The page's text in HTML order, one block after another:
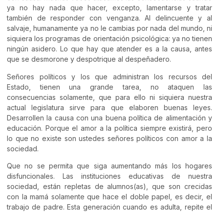
ya no hay nada que hacer, excepto, lamentarse y tratar
también de responder con venganza. Al delincuente y al
salvaje, humanamente ya no le cambias por nada del mundo, ni
siquiera los programas de orientación psicológica: ya no tienen
ningún asidero. Lo que hay que atender es a la causa, antes
que se desmorone y despotrique al despeñadero.
Señores políticos y los que administran los recursos del
Estado, tienen una grande tarea, no ataquen las
consecuencias solamente, que para ello ni siquiera nuestra
actual legislatura sirve para que elaboren buenas leyes.
Desarrollen la causa con una buena política de alimentación y
educación. Porque el amor a la política siempre existirá, pero
lo que no existe son ustedes señores políticos con amor a la
sociedad.
Que no se permita que siga aumentando más los hogares
disfuncionales. Las instituciones educativas de nuestra
sociedad, están repletas de alumnos(as), que son crecidas
con la mamá solamente que hace el doble papel, es decir, el
trabajo de padre. Esta generación cuando es adulta, repite el